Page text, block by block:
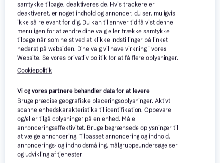
Topps Premier League Mega
Multipack
samtykke tilbage, deaktiveres de. Hvis trackere er
deaktiveret, er noget indhold og annoncer, du ser, muligvis
ikke så relevant for dig. Du kan til enhver tid få vist denne
menu igen for at ændre dine valg eller trække samtykke
tilbage når som helst ved at klikke Indstillinger på linket
nederst på websiden. Dine valg vil have virkning i vores
Website. Se vores privatliv politik for at få flere oplysninger.
Cookiepolitik
Vi og vores partnere behandler data for at levere
Bruge præcise geografiske placeringsoplysninger. Aktivt
scanne enhedskarakteristika til identifikation. Opbevare
og/eller tilgå oplysninger på en enhed. Måle
annonceringseffektivitet. Bruge begrænsede oplysninger til
at vælge annoncering. Tilpasset annoncering og indhold,
annoncerings- og indholdsmåling, målgruppeundersøgelser
og udvikling af tjenester.